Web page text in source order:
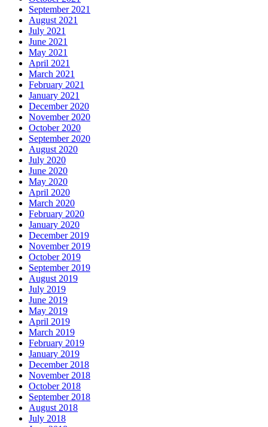
September 2021
August 2021
July 2021
June 2021
May 2021
April 2021
March 2021
February 2021
January 2021
December 2020
November 2020
October 2020
September 2020
August 2020
July 2020
June 2020
May 2020
April 2020
March 2020
February 2020
January 2020
December 2019
November 2019
October 2019
September 2019
August 2019
July 2019
June 2019
May 2019
April 2019
March 2019
February 2019
January 2019
December 2018
November 2018
October 2018
September 2018
August 2018
July 2018